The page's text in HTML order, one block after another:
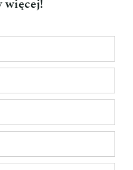
więcej!